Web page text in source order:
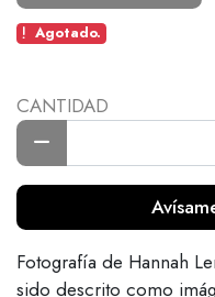
Agotado.
CANTIDAD
Fotografía de Hannah
sido descrito como